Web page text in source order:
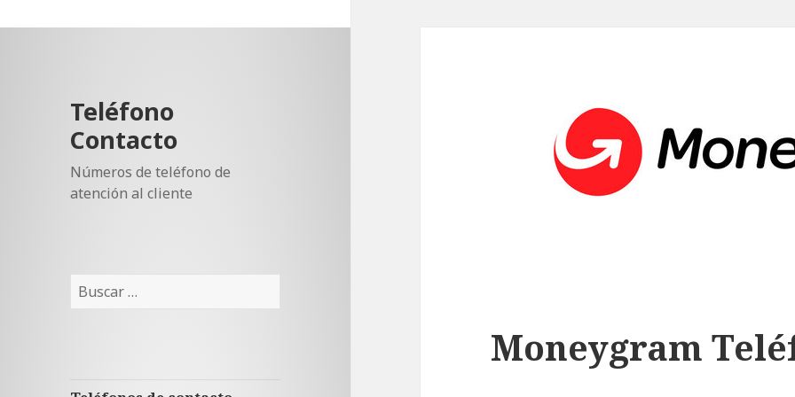
Teléfono
Contacto
Números de teléfono de
atención al cliente
Buscar:
Moneygram